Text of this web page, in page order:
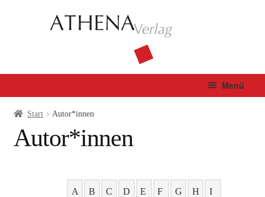
Menü
Bücher
Start Autor*innen
Autor*innen
A B C D E F G H I